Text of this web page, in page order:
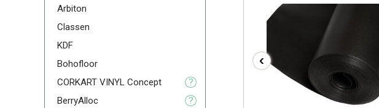
‹
Arbiton
Classen
KDF
Bohofloor
CORKART VINYL Concept
?
BerryAlloc
?